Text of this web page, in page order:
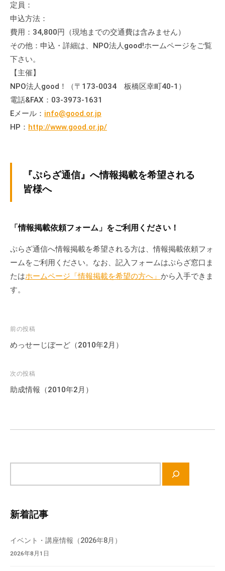
定員：
申込方法：
費用：34,800円（現地までの交通費は含みません）
その他：申込・詳細は、NPO法人good!ホームページをご覧
下さい。
【主催】
NPO法人good！（〒173-0034 板橋区幸町40-1）
電話&FAX：03-3973-1631
Eメール： info@good.or.jp
HP： http://www.good.or.jp/
『ぷらざ通信』へ情報掲載を希望される
皆様へ
「情報掲載依頼フォーム」をご利用ください！
ぷらざ通信へ情報掲載を希望される方は、情報掲載依頼フォ
ームをご利用ください。なお、記入フォームはぷらざ窓口ま
たはホームページ「情報掲載を希望の方へ」 から入手できま
す。
投
稿
ビ
ゲ
ョ
前の投稿
めっせーじぼーど（2010年2月）
次の投稿
助成情報（2010年2月）
検
新着記事
イベント・講座情報（2026年8月）
2026年8月1日